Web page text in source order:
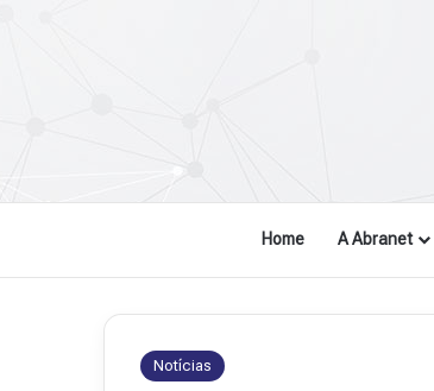
Home A Abranet
Notícias